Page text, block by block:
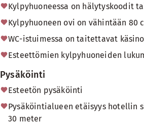
Kylpyhuoneessa on hälytyskoodit
Kylpyhuoneen ovi on vähintään 80
WC-istuimessa on taitettavat
Esteettömien kylpyhuoneiden
Pysäköinti
Esteetön pysäköinti
Pysäköintialueen etäisyys hotellin
30 meter